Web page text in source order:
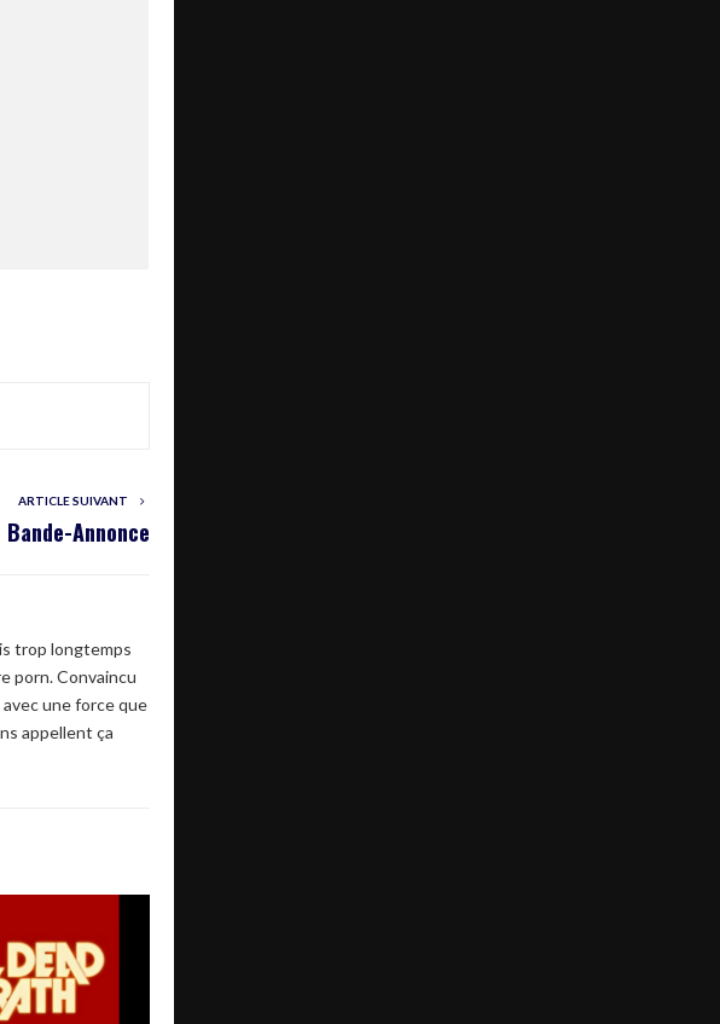
ARTICLE SUIVANT
Annonce
trop longtemps
porn. Convaincu
une force que
appellent ça